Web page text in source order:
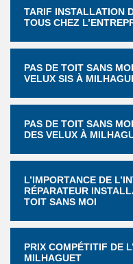
TARIF INSTALLATION
TOUS CHEZ
PAS DE TOIT SANS
VELUX SIS À
PAS DE TOIT SANS
DES VELUX À
L’IMPORTANCE DE
RÉPARATEUR
TOIT SANS MOI
PRIX COMPÉTITIF DE
MILHAGUET